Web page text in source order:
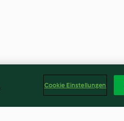
Cookie Einstellungen